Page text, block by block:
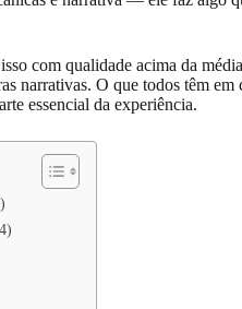
com qualidade acima da
narrativas. O que todos têm
essencial da experiência.